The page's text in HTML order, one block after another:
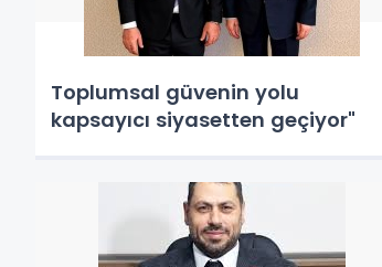
Toplumsal güvenin yolu
kapsayıcı siyasetten geçiyor"